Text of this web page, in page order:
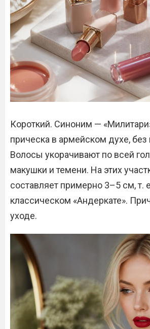
Короткий. Синоним —
прическа в армейском духе, без
Волосы укорачивают по всей
макушки и темени. На этих
составляет примерно 3–5 см, т.
классическом «Андеркате».
уходе.